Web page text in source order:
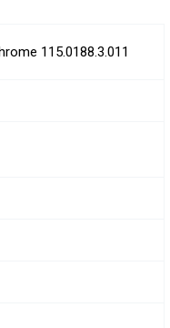
115.0188.3.011